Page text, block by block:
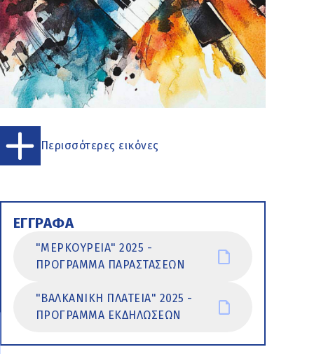
Περισσότερες εικόνες
ΕΓΓΡΑΦΑ
"ΜΕΡΚΟΥΡΕΙΑ" 2025 -
ΠΡΟΓΡΑΜΜΑ ΠΑΡΑΣΤΑΣΕΩΝ
"ΒΑΛΚΑΝΙΚΗ ΠΛΑΤΕΙΑ" 2025 -
ΠΡΟΓΡΑΜΜΑ ΕΚΔΗΛΩΣΕΩΝ